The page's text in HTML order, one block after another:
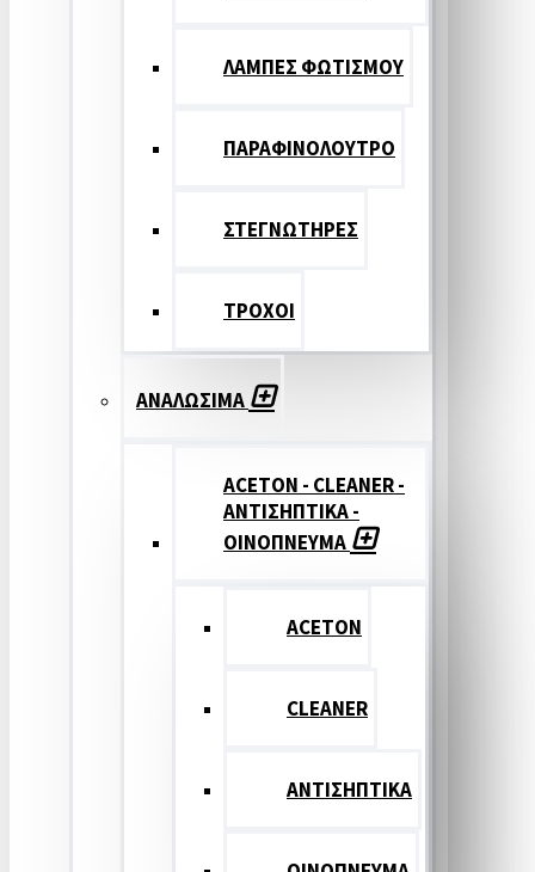
ΛΑΜΠΕΣ ΦΩΤΙΣΜΟΥ
ΠΑΡΑΦΙΝΟΛΟΥΤΡΟ
ΣΤΕΓΝΩΤΗΡΕΣ
ΤΡΟΧΟΙ
ΑΝΑΛΩΣΙΜΑ
ACETON - CLEANER -
ΑΝΤΙΣΗΠΤΙΚΑ -
ΟΙΝΟΠΝΕΥΜΑ
ACETON
CLEANER
ΑΝΤΙΣΗΠΤΙΚΑ